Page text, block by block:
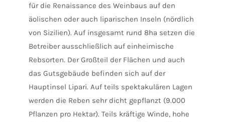
für die Renaissance des Weinbaus auf den
äolischen oder auch liparischen Inseln (nördlich
von Sizilien). Auf insgesamt rund 8ha setzen die
Betreiber ausschließlich auf einheimische
Rebsorten. Der Großteil der Flächen und auch
das Gutsgebäude befinden sich auf der
Hauptinsel Lipari. Auf teils spektakulären Lagen
werden die Reben sehr dicht gepflanzt (9.000
Pflanzen pro Hektar). Teils kräftige Winde, hohe